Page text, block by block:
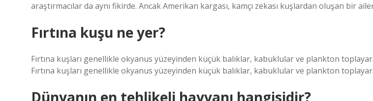
araştırmacılar da aynı fikirde. Ancak Amerikan kargası, kamçı zekası kuşlardan oluşan bir
Fırtına kuşu ne yer?
Fırtına kuşları genellikle okyanus yüzeyinden küçük balıklar, kabuklular ve plankton
Fırtına kuşları genellikle okyanus yüzeyinden küçük balıklar, kabuklular ve plankton
Dünyanın en tehlikeli hayvanı hangisidir?